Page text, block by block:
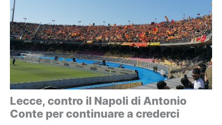
Lecce, contro il Napoli di Antonio
Conte per continuare a crederci